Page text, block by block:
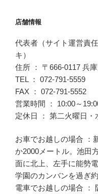
店舗情報
代表者（サイト運営責
キ）
住所 ： 〒666-0117 兵
TEL ： 072-791-5559
FAX ： 072-791-5552
営業時間 ： 10:00～
定休日 ： 第二火曜日
お車でお越しの場合 ：
か2000メートル。池田
面に北上、左手に能勢
学園のカンバンを過ぎ
電車でお越しの場合 ：